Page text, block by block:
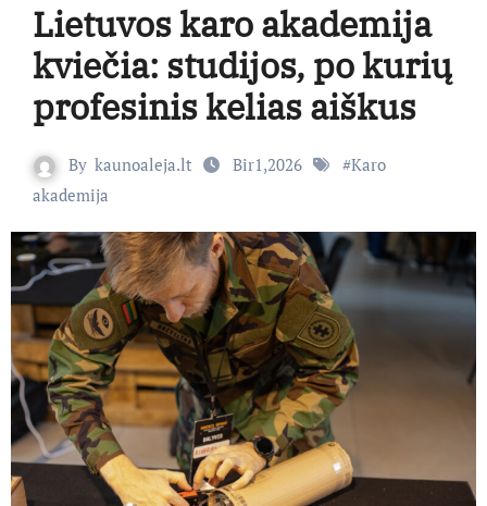
Lietuvos karo akademija
kviečia: studijos, po kurių
profesinis kelias aiškus
By kaunoaleja.lt Bir1,2026 #Karo
akademija